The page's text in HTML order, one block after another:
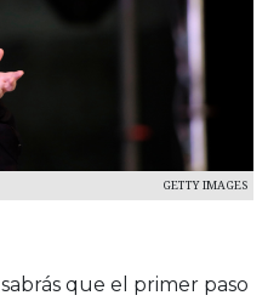
GETTY IMAGES
sabrás que el primer paso